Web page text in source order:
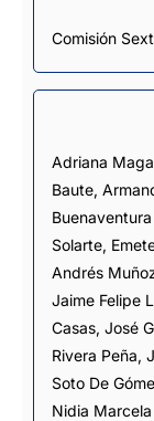
Comisión
Adriana
Baute,
Solarte,
Andrés
Jaime Felipe
Casas, José
Rivera Peña,
Soto De
Nidia